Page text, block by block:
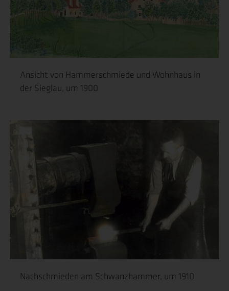
Ansicht von Hammerschmiede und Wohnhaus in
der Sieglau, um 1900
Nachschmieden am Schwanzhammer, um 1910